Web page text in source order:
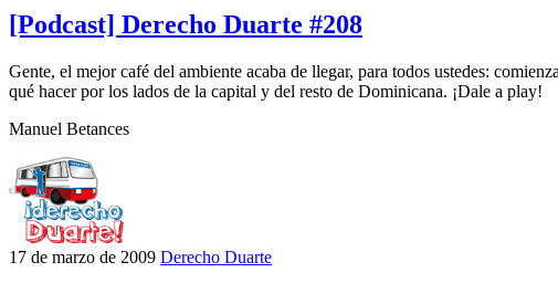
[Podcast] Derecho Duarte #208
Gente, el mejor café del ambiente acaba de llegar, para todos ustedes:
qué hacer por los lados de la capital y del resto de Dominicana. ¡Dale a play!
Manuel Betances
17 de marzo de 2009 Derecho Duarte